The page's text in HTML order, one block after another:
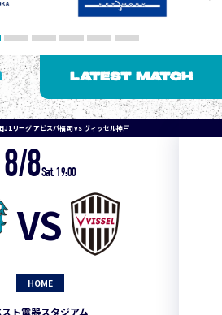
LATEST MATCH
J1リーグ アビスパ福岡 vs ヴィッセル神戸
8/8Sat. 19:00
VS
HOME
ト電器スタジアム